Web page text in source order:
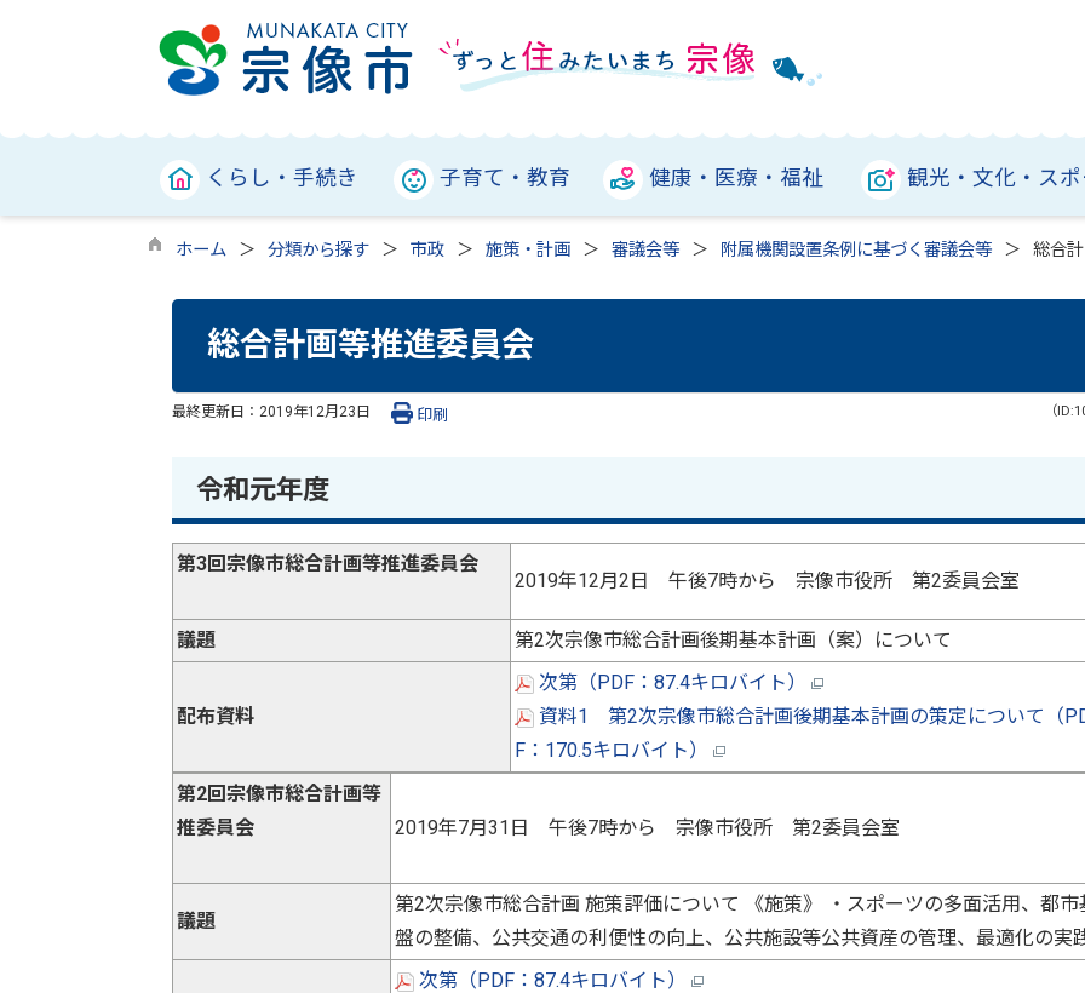
くらし・手続き 子育て・教育 健康・医療・福祉 観光・文化・ス
ホーム 分類から探す 市政 施策・計画 審議会等 附属機関設置条例に基づく審議会等 総合
総合計画等推進委員会
最終更新日： 2019年12月23日 （
印刷
令和元年度
第3回宗像市総合計画等推進委員会
2019年12月2日 午後7時から 宗像市役所 第2委員会室
議題 第2次宗像市総合計画後期基本計画（案）について
配布資料
次第（PDF：87.4キロバイト）
資料1 第2次宗像市総合計画後期基本計画の策定について（
F：170.5キロバイト）
第2回宗像市総合計画等
推委員会
2019年7月31日 午後7時から 宗像市役所 第2委員会室
議題
第2次宗像市総合計画 施策評価について 《施策》 ・スポーツの多面活用、都市
盤の整備、公共交通の利便性の向上、公共施設等公共資産の管理、最適化の実
次第（PDF：87.4キロバイト）